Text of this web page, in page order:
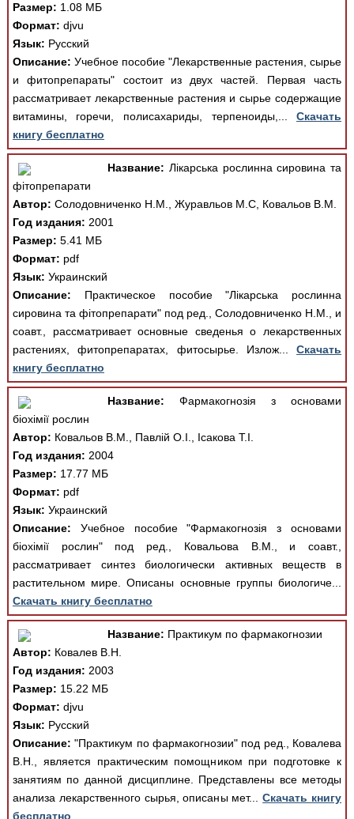
Размер: 1.08 МБ
Формат: djvu
Язык: Русский
Описание: Учебное пособие "Лекарственные растения, сырье
и фитопрепараты" состоит из двух частей. Первая часть
рассматривает лекарственные растения и сырье содержащие
витамины, горечи, полисахариды, терпеноиды,...Скачать
книгу бесплатно
Название: Лікарська рослинна сировина та
фітопрепарати
Автор: Солодовниченко Н.М., Журавльов М.С, Ковальов В.М.
Год издания: 2001
Размер: 5.41 МБ
Формат: pdf
Язык: Украинский
Описание: Практическое пособие "Лікарська рослинна
сировина та фітопрепарати" под ред., Солодовниченко Н.М., и
соавт., рассматривает основные сведенья о лекарственных
растениях, фитопрепаратах, фитосырье. Излож...Скачать
книгу бесплатно
Название: Фармакогнозія з основами
біохімії рослин
Автор: Ковальов В.М., Павлій О.І., Ісакова Т.І.
Год издания: 2004
Размер: 17.77 МБ
Формат: pdf
Язык: Украинский
Описание: Учебное пособие "Фармакогнозія з основами
біохімії рослин" под ред., Ковальова В.М., и соавт.,
рассматривает синтез биологически активных веществ в
растительном мире. Описаны основные группы биологиче...
Скачать книгу бесплатно
Название: Практикум по фармакогнозии
Автор: Ковалев В.Н.
Год издания: 2003
Размер: 15.22 МБ
Формат: djvu
Язык: Русский
Описание: "Практикум по фармакогнозии" под ред., Ковалева
В.Н., является практическим помощником при подготовке к
занятиям по данной дисциплине. Представлены все методы
анализа лекарственного сырья, описаны мет...Скачать книгу
бесплатно